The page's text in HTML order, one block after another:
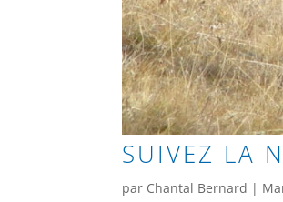
SUIVEZ LA
par Chantal Bernard |